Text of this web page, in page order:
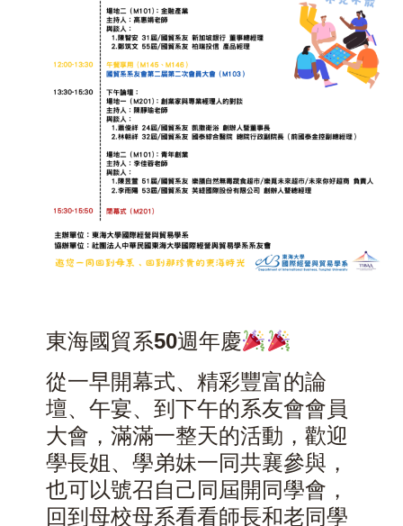
東海國貿系50週年慶
從一早開幕式、精彩豐富的論
壇、午宴、到下午的系友會會員
大會，滿滿一整天的活動，歡迎
學長姐、學弟妹一同共襄參與，
也可以號召自己同屆開同學會，
回到母校母系看看師長和老同學